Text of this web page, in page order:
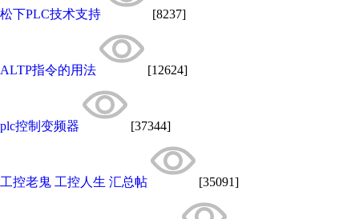
松下PLC技术支持 [8237]
ALTP指令的用法 [12624]
plc控制变频器 [37344]
工控老鬼 工控人生 汇总帖 [35091]